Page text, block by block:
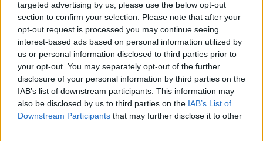
targeted advertising by us, please use the below opt-out
section to confirm your selection. Please note that after your
opt-out request is processed you may continue seeing
interest-based ads based on personal information utilized by
us or personal information disclosed to third parties prior to
your opt-out. You may separately opt-out of the further
disclosure of your personal information by third parties on the
IAB’s list of downstream participants. This information may
also be disclosed by us to third parties on the IAB’s List of
Downstream Participants that may further disclose it to other
de carbono dos gases de escape.
O fabricante japonês de automóveis continua a acreditar
que “uma multiplicidade de soluções técnicas é a forma
mais eficaz de reduzir as emissões”.
Leia também: